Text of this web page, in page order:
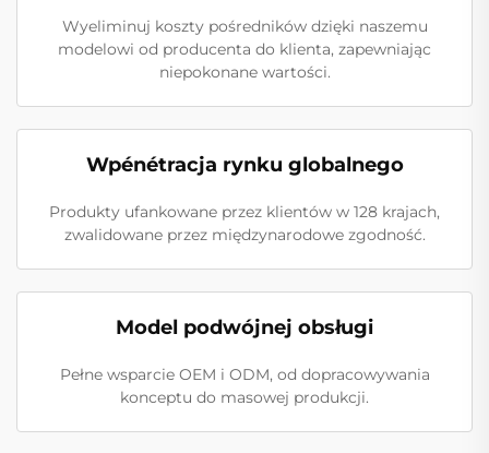
Wyeliminuj koszty pośredników dzięki naszemu
modelowi od producenta do klienta, zapewniając
niepokonane wartości.
Wpénétracja rynku globalnego
Produkty ufankowane przez klientów w 128 krajach,
zwalidowane przez międzynarodowe zgodność.
Model podwójnej obsługi
Pełne wsparcie OEM i ODM, od dopracowywania
konceptu do masowej produkcji.